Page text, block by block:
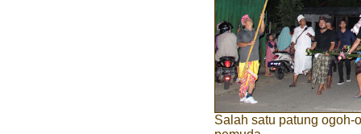
Salah satu patung ogoh-